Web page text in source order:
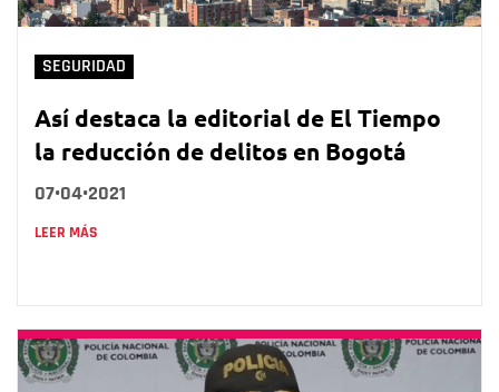
SEGURIDAD
Así destaca la editorial de El Tiempo
la reducción de delitos en Bogotá
07•04•2021
LEER MÁS